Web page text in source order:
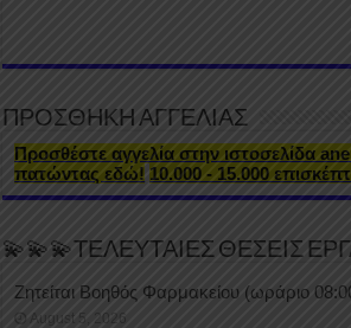
ΠΡΟΣΘΗΚΗ ΑΓΓΕΛΙΑΣ
Προσθέστε αγγελία στην ιστοσελίδα
πατώντας εδώ! 10.000 - 15.000
💫💫💫ΤΕΛΕΥΤΑΙΕΣ ΘΕΣΕΙΣ
Ζητείται Βοηθός Φαρμακείου (ωράριο
August 5, 2026